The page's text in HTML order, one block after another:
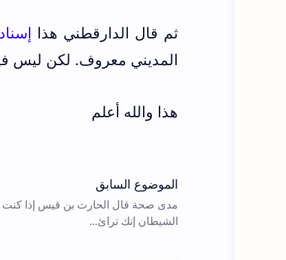
ثم قال الدارقطني هذا
المديني معروف. لكن ليس
هذا والله أعلم